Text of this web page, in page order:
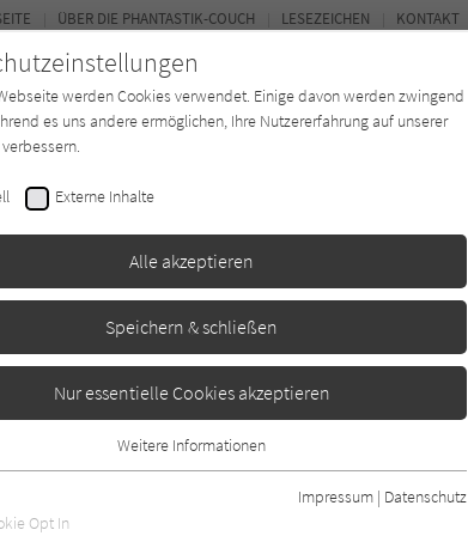
Buchtyp Autor*in Magazin
ÜBER DIE PHANTASTIK-COUCH LESEZEICHEN KONTAKT
werden Cookies verwendet. Einige davon werden zwingend
es uns andere ermöglichen, Ihre Nutzererfahrung auf unserer
Externe Inhalte
Alle akzeptieren
Speichern & schließen
Nur essentielle Cookies akzeptieren
Cookies werden für grundlegende Funktionen der Webseite
ist gewährleistet, dass die Webseite einwandfrei
Weitere Informationen
Opt In
Impressum | Datenschutz